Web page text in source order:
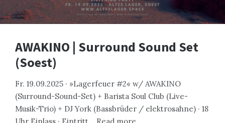
AWAKINO | Surround Sound Set
(Soest)
Fr. 19.09.2025 · »Lagerfeuer #2« w/ AWAKINO
(Surround-Sound-Set) + Barista Soul Club (Live-
Musik-Trio) + DJ York (Bassbrüder / elektrosahne) · 18
Uhr Einlass · Eintritt… Read more